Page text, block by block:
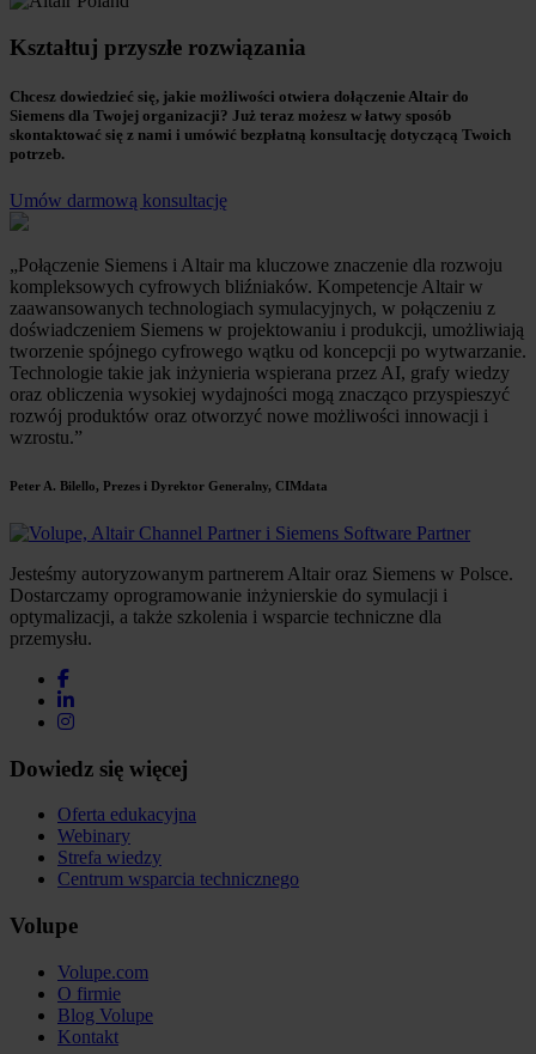
Kształtuj przyszłe rozwiązania
Chcesz dowiedzieć się, jakie możliwości otwiera dołączenie Altair do
Siemens dla Twojej organizacji? Już teraz możesz w łatwy sposób
skontaktować się z nami i umówić bezpłatną konsultację dotyczącą Twoich
potrzeb.
Umów darmową konsultację
„Połączenie Siemens i Altair ma kluczowe znaczenie dla rozwoju
kompleksowych cyfrowych bliźniaków. Kompetencje Altair w
zaawansowanych technologiach symulacyjnych, w połączeniu z
doświadczeniem Siemens w projektowaniu i produkcji, umożliwiają
tworzenie spójnego cyfrowego wątku od koncepcji po wytwarzanie.
Technologie takie jak inżynieria wspierana przez AI, grafy wiedzy
oraz obliczenia wysokiej wydajności mogą znacząco przyspieszyć
rozwój produktów oraz otworzyć nowe możliwości innowacji i
wzrostu.”
Peter A. Bilello, Prezes i Dyrektor Generalny, CIMdata
Jesteśmy autoryzowanym partnerem Altair oraz Siemens w Polsce.
Dostarczamy oprogramowanie inżynierskie do symulacji i
optymalizacji, a także szkolenia i wsparcie techniczne dla
przemysłu.
Dowiedz się więcej
Oferta edukacyjna
Webinary
Strefa wiedzy
Centrum wsparcia technicznego
Volupe
Volupe.com
O firmie
Blog Volupe
Kontakt